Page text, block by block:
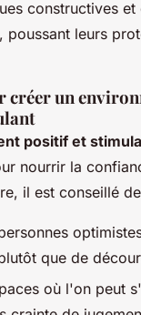
constructives et
poussant leurs
créer un
positif et
nourrir la
il est conseillé
que de
où l'on peut